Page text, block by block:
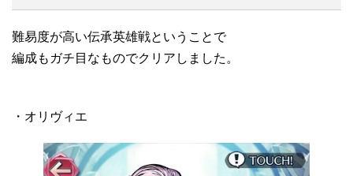
難易度が高い伝承英雄戦ということで
編成もガチ目なものでクリアしました。
・オリヴィエ